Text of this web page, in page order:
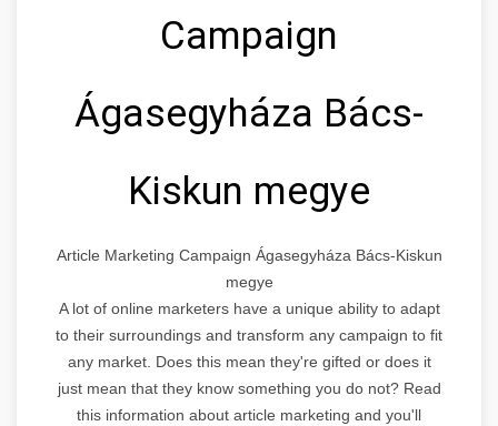
Campaign
Ágasegyháza Bács-
Kiskun megye
Article Marketing Campaign Ágasegyháza Bács-Kiskun
megye
A lot of online marketers have a unique ability to adapt
to their surroundings and transform any campaign to fit
any market. Does this mean they're gifted or does it
just mean that they know something you do not? Read
this information about article marketing and you'll